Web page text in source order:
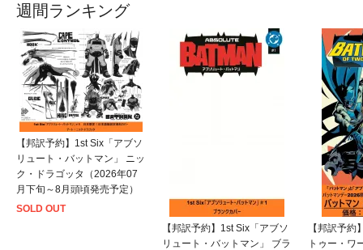
週間ランキング
【邦訳予約】1st Six「アブソ
リュート・バットマン」 ニッ
ク・ドラゴッタ（2026年07
月下旬～8月頭頃発売予定）
SOLD OUT
【邦訳予約】1st Six「アブソ
リュート・バットマン」 ブラ
【邦訳予約
トゥー・ワ